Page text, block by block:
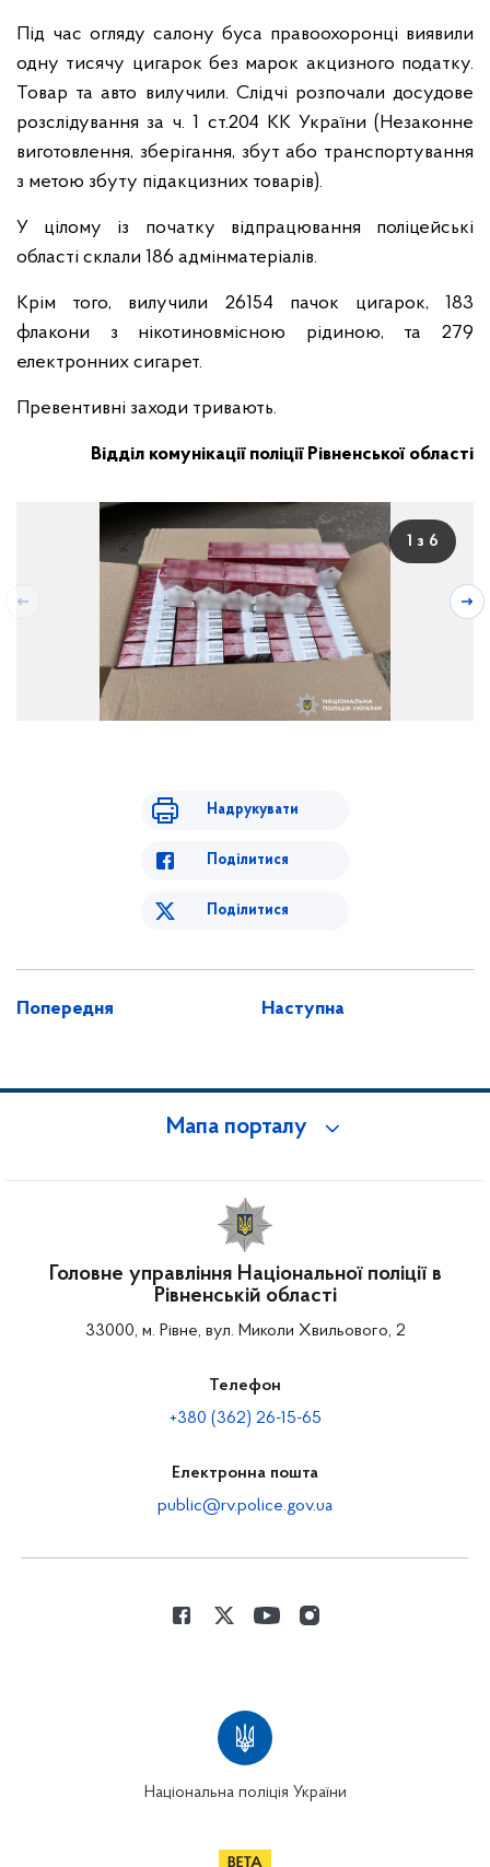
Під час огляду салону буса правоохоронці виявили
одну тисячу цигарок без марок акцизного податку.
Товар та авто вилучили. Слідчі розпочали досудове
розслідування за ч. 1 ст.204 КК України (Незаконне
виготовлення, зберігання, збут або транспортування
з метою збуту підакцизних товарів).
У цілому із початку відпрацювання поліцейські
області склали 186 адмінматеріалів.
Крім того, вилучили 26154 пачок цигарок, 183
флакони з нікотиновмісною рідиною, та 279
електронних сигарет.
Превентивні заходи тривають.
Відділ комунікації поліції Рівненської області
1 з 6
Надрукувати
Поділитися
Поділитися
Попередня Наступна
Мапа порталу
Головне управління Національної поліції в
Рівненській області
33000, м. Рівне, вул. Миколи Хвильового, 2
Телефон
+380 (362) 26-15-65
Електронна пошта
public@rv.police.gov.ua
Національна поліція України